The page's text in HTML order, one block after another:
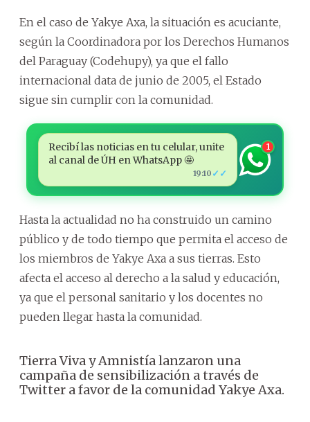
En el caso de Yakye Axa, la situación es acuciante,
según la Coordinadora por los Derechos Humanos
del Paraguay (Codehupy), ya que el fallo
internacional data de junio de 2005, el Estado
sigue sin cumplir con la comunidad.
Recibí las noticias en tu celular, unite
al canal de ÚH en WhatsApp 🤩
19:10 ✓✓
1
Hasta la actualidad no ha construido un camino
público y de todo tiempo que permita el acceso de
los miembros de Yakye Axa a sus tierras. Esto
afecta el acceso al derecho a la salud y educación,
ya que el personal sanitario y los docentes no
pueden llegar hasta la comunidad.
Tierra Viva y Amnistía lanzaron una
campaña de sensibilización a través de
Twitter a favor de la comunidad Yakye Axa.